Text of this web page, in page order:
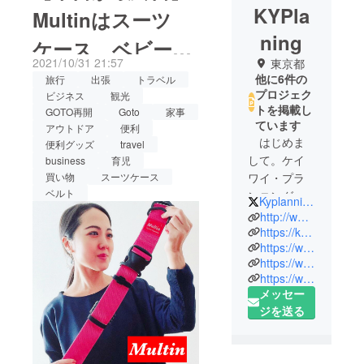
Multinはスーツ
ケース、ベビー
カー、お買い物、
アウトドア、掃除
機にも便利
2021/10/31 21:57
旅行 出張
トラベル
ビジネス
観光
GOTO再開
Goto
家事
アウトドア
便利
便利グッズ
travel
business
育児
買い物
スーツケース
ベルト
KYPla
ning
東京都
他に6件の
プロジェク
トを掲載し
ています
はじめま
して。ケイ
ワイ・プラ
ンニング代
表の河野で
す。
「ものづく
り・ことづ
くり」に興
味のあった
KyplanningKYP
http://www.kyplnning.com/
https://kyplnshop.thebase.in/
https://www.instagram.com/kyplanning/
https://www.tv-tokyo.co.jp/mv/wbs/trend_tamago/post_185034/
https://www.tv-tokyo.co.jp/mv/wbs/trend_tamago/post_171399/
メッセー
ジを送る